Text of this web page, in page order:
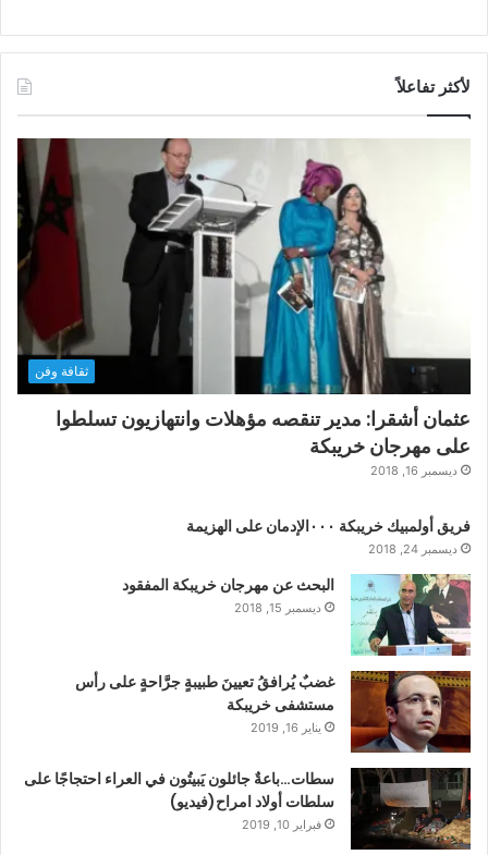
لأكثر تفاعلاً
ثقافة وفن
عثمان أشقرا: مدير تنقصه مؤهلات وانتهازيون تسلطوا
على مهرجان خريبكة
ديسمبر 16, 2018
فريق أولمبيك خريبكة ٠٠٠الإدمان على الهزيمة
ديسمبر 24, 2018
البحث عن مهرجان خريبكة المفقود
ديسمبر 15, 2018
غضبٌ يُرافقُ تعيينَ طبيبةٍ جرَّاحةٍ على رأس
مستشفى خريبكة
يناير 16, 2019
سطات…باعةٌ جائلون يَبيتُون في العراء احتجاجًا على
سلطات أولاد امراح(فيديو)
فبراير 10, 2019